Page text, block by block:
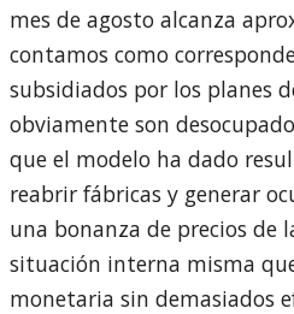
mes de agosto alcanza
contamos como
subsidiados por los planes
obviamente son
que el modelo ha dado
reabrir fábricas y generar
una bonanza de precios de
situación interna misma
monetaria sin demasiados